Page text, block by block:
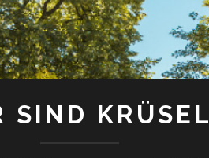
SIND KRÜSEL